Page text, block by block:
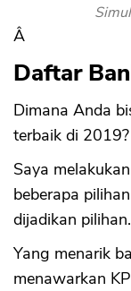
Â
Daftar
Dimana Anda
terbaik di 2019?
Saya
beberapa
dijadikan pilihan.
Yang menarik
menawarkan